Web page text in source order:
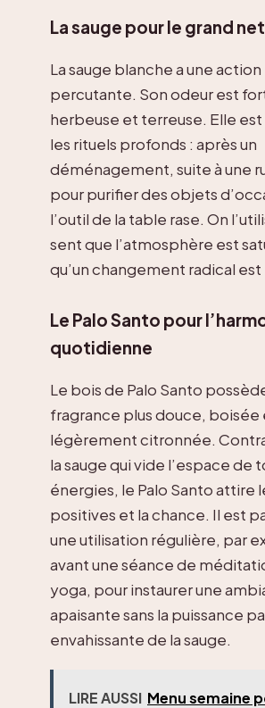
La sauge pour le grand
La sauge blanche a une action
percutante. Son odeur est
herbeuse et terreuse. Elle
les rituels profonds : après un
déménagement, suite à une
pour purifier des objets
l’outil de la table rase. On
sent que l’atmosphère est
qu’un changement radical
Le Palo Santo pour
quotidienne
Le bois de Palo Santo
fragrance plus douce, boisée
légèrement citronnée.
la sauge qui vide l’espace de
énergies, le Palo Santo attire
positives et la chance. Il est
une utilisation régulière, par
avant une séance de
yoga, pour instaurer une
apaisante sans la puissance
envahissante de la sauge.
LIRE AUSSI Menu semaine